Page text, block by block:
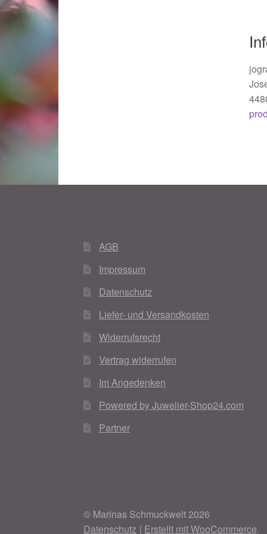
AGB
Impressum
Datenschutz
Liefer- und Versandkosten
Widerrufsrecht
Vertrag widerrufen
Im Angedenken
Powered by Juwelier-Shop24.com
Partner
© Marinas Schmuckwelt 2026
Datenschutz
Erstellt mit WooCommerce.